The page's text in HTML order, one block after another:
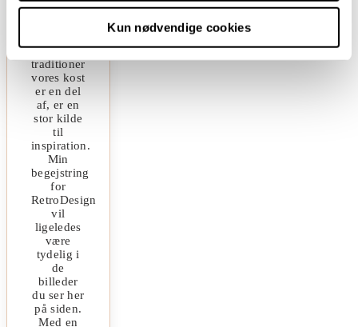
Kun nødvendige cookies
den
og de
traditioner
vores kost
er en del
af, er en
stor kilde
til
inspiration.
Min
begejstring
for
RetroDesign
vil
ligeledes
være
tydelig i
de
billeder
du ser her
på siden.
Med en